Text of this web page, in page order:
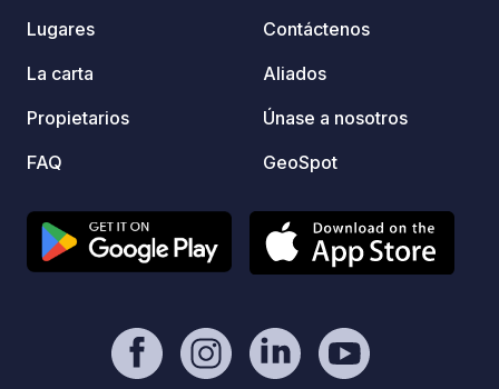
Lugares
La carta
Propietarios
FAQ
Contáctenos
Aliados
Únase a nosotros
GeoSpot